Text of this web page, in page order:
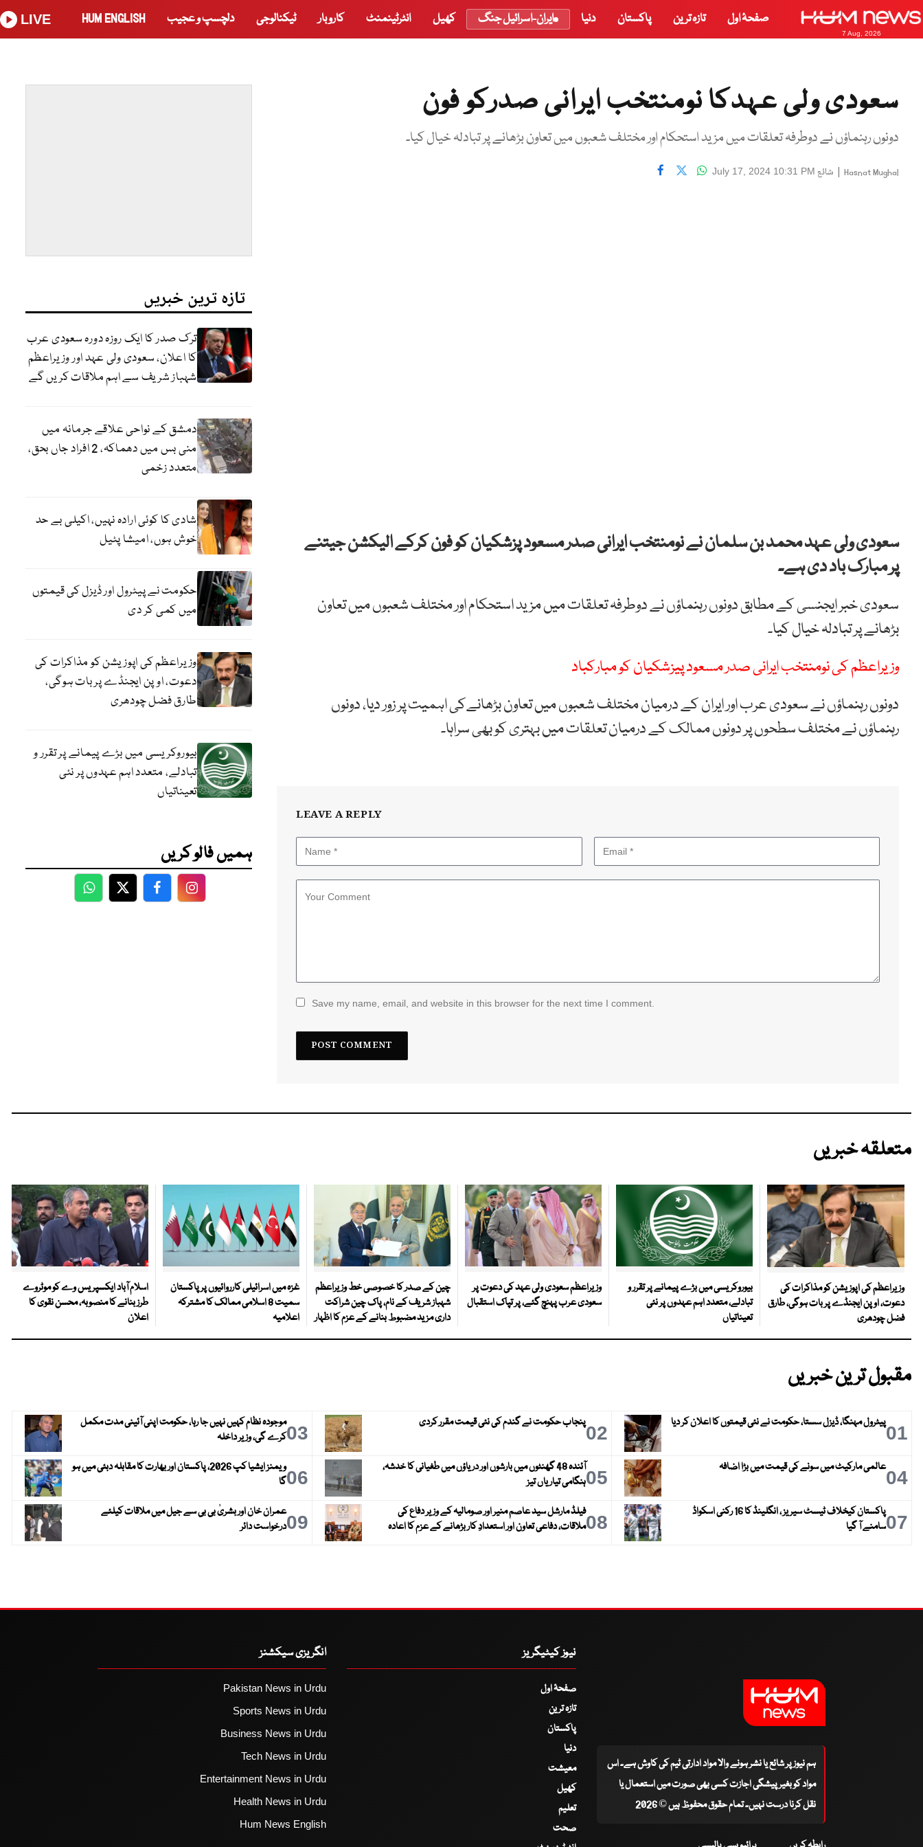
7 Aug, 2026
صفحۂ اول تازہ ترین پاکستان دنیا ایران-اسرائیل جنگ کھیل انٹرٹینمنٹ کاروبار ٹیکنالوجی دلچسپ و عجیب HUM ENGLISH
LIVE
سعودی ولی عہدکا نومنتخب ایرانی صدرکو فون
دونوں رہنماؤں نے دوطرفہ تعلقات میں مزید استحکام اور مختلف شعبوں میں تعاون بڑھانے پر تبادلہ خیال کیا۔
Hasnat Mughal
| شائع July 17, 2024 10:31 PM
سعودی ولی عہد محمد بن سلمان نے نومنتخب ایرانی صدر مسعود پزشکیان کو فون کرکے الیکشن جیتنے
پر مبارک باد دی ہے۔
سعودی خبر ایجنسی کے مطابق دونوں رہنماؤں نے دوطرفہ تعلقات میں مزید استحکام اور مختلف شعبوں میں تعاون
بڑھانے پر تبادلہ خیال کیا۔
وزیراعظم کی نومنتخب ایرانی صدر مسعود پیزشکیان کو مبارکباد
دونوں رہنماؤں نے سعودی عرب اور ایران کے درمیان مختلف شعبوں میں تعاون بڑھانےکی اہمیت پر زور دیا، دونوں
رہنماؤں نے مختلف سطحوں پر دونوں ممالک کے درمیان تعلقات میں بہتری کو بھی سراہا۔
LEAVE A REPLY
Save my name, email, and website in this browser for the next time I comment.
تازہ ترین خبریں
ترک صدر کا ایک روزہ دورہ سعودی عرب
کا اعلان، سعودی ولی عہد اور وزیراعظم
شہباز شریف سے اہم ملاقات کریں گے
دمشق کے نواحی علاقے جرمانہ میں
منی بس میں دھماکہ، 2 افراد جاں بحق،
متعدد زخمی
شادی کا کوئی ارادہ نہیں، اکیلی بے حد
خوش ہوں، امیشا پٹیل
حکومت نے پیٹرول اور ڈیزل کی قیمتوں
میں کمی کر دی
وزیراعظم کی اپوزیشن کو مذاکرات کی
دعوت، اوپن ایجنڈے پر بات ہوگی،
طارق فضل چودھری
بیوروکریسی میں بڑے پیمانے پر تقرر و
تبادلے، متعدد اہم عہدوں پر نئی
تعیناتیاں
ہمیں فالو کریں
WhatsApp
TwitterFacebookFacebook
متعلقہ خبریں
وزیراعظم کی اپوزیشن کو مذاکرات کی
دعوت، اوپن ایجنڈے پر بات ہوگی، طارق
فضل چودھری
بیوروکریسی میں بڑے پیمانے پر تقرر و
تبادلے، متعدد اہم عہدوں پر نئی
تعیناتیاں
وزیراعظم سعودی ولی عہد کی دعوت پر
سعودی عرب پہنچ گئے، پر تپاک استقبال
چین کے صدر کا خصوصی خط وزیراعظم
شہباز شریف کے نام، پاک چین شراکت
داری مزید مضبوط بنانے کے عزم کا اظہار
غزہ میں اسرائیلی کارروائیوں پر پاکستان
سمیت 8 اسلامی ممالک کا مشترکہ
اعلامیہ
اسلام آباد ایکسپریس وے کو موٹروے
طرز بنانے کا منصوبہ، محسن نقوی کا
اعلان
مقبول ترین خبریں
01پیٹرول مہنگا، ڈیزل سستا، حکومت نے نئی قیمتوں کا اعلان کر دیا 02پنجاب حکومت نے گندم کی نئی قیمت مقرر کردی 03موجودہ نظام کہیں نہیں جا رہا، حکومت اپنی آئینی مدت مکمل
کرے گی، وزیر داخلہ
04عالمی مارکیٹ میں سونے کی قیمت میں بڑا اضافہ 05
آئندہ 48 گھنٹوں میں بارشوں اور دریاؤں میں طغیانی کا خدشہ،
ہنگامی تیاریاں تیز
06
ویمنز ایشیا کپ 2026، پاکستان اور بھارت کا مقابلہ دبئی میں ہو
گا
07
پاکستان کیخلاف ٹیسٹ سیریز ، انگلینڈ کا 16 رکنی اسکواڈ
سامنے آ گیا
08فیلڈ مارشل سید عاصم منیر اور صومالیہ کے وزیر دفاع کی
ملاقات، دفاعی تعاون اور استعدادِ کار بڑھانے کے عزم کا اعادہ
09عمران خان اور بشریٰ بی بی سے جیل میں ملاقات کیلئے
درخواست دائر
ہم نیوز پر شائع یا نشر ہونے والا مواد ادارتی ٹیم کی کاوش ہے۔ اس
مواد کو بغیر پیشگی اجازت کسی بھی صورت میں استعمال یا
نقل کرنا درست نہیں۔ تمام حقوق محفوظ ہیں © 2026
نیوز کیٹیگریز
صفحۂ اول
تازہ ترین
پاکستان
دنیا
معیشت
کھیل
تعلیم
صحت
انگریزی سیکشنز
Pakistan News in Urdu
Sports News in Urdu
Business News in Urdu
Tech News in Urdu
Entertainment News in Urdu
Health News in Urdu
Hum News English